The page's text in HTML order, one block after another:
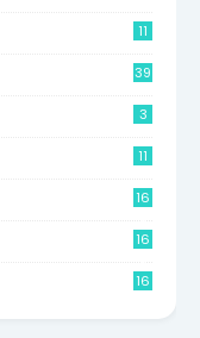
11
39
3
11
16
16
16